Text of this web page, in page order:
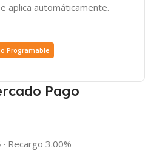
aplica automáticamente.
Programable
Pago
· Recargo 3.00%